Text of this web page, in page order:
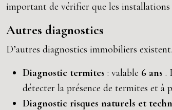
important de vérifier que les installations
Autres diagnostics
D’autres diagnostics immobiliers
Diagnostic termites : valable 6 ans .
détecter la présence de termites et à
Diagnostic risques naturels et